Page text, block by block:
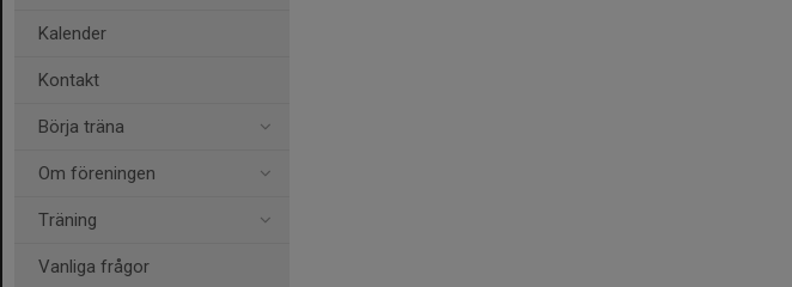
Kalender
Kontakt
Börja träna
Om föreningen
Träning
Vanliga frågor